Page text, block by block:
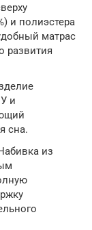
и полиэстера
матрас
развития
и
сна.
из